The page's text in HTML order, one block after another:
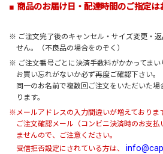
■ 商品のお届け日・配達時間のご指定は
※ ご注文完了後のキャンセル・サイズ変更・
せん。（不良品の場合をのぞく）
※ ご注文番号ごとに決済手数料がかかってまい
お買い忘れがないか必ず再度ご確認下さい。
同一のお名前で複数回ご注文をいただいた
ります。
※メールアドレスの入力間違いが増えておりま
ご注文確認メール（コンビニ決済時のお支
ませんので、ご注意ください。
受信拒否設定にされている方は、